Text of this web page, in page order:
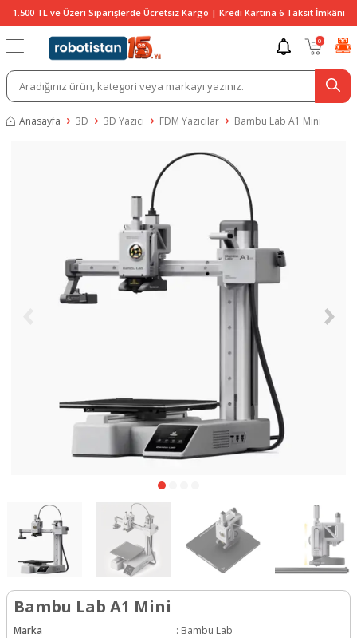
1.500 TL ve Üzeri Siparişlerde Ücretsiz Kargo | Kredi Kartına 6 Taksit İmkânı
0
Anasayfa 3D 3D Yazıcı FDM Yazıcılar Bambu Lab A1 Mini
Bambu Lab A1 Mini
Marka : Bambu Lab